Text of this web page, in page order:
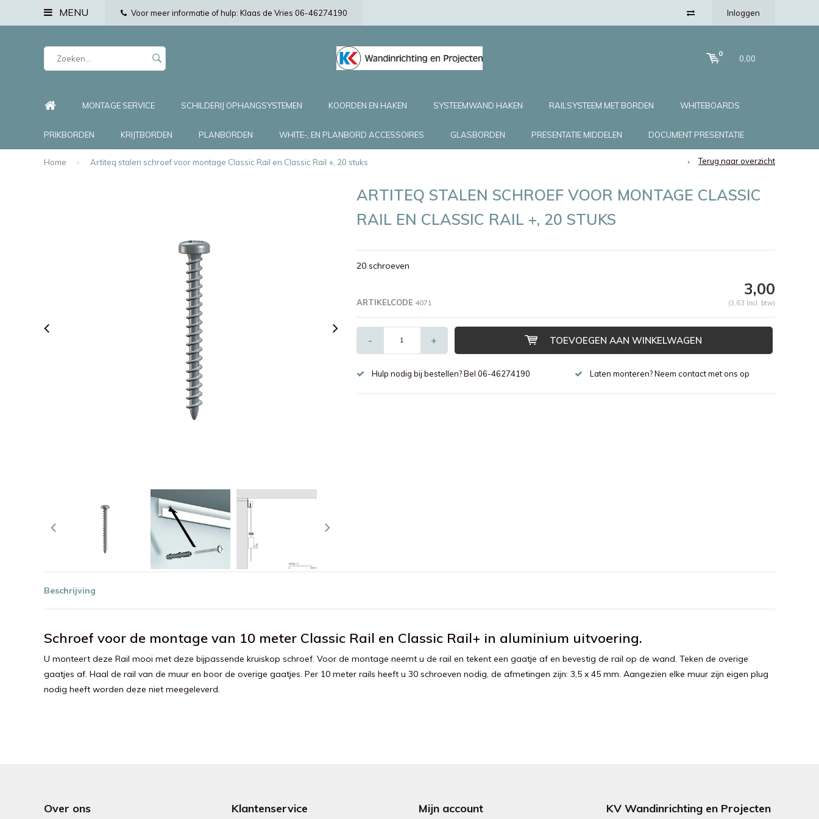
MENU Voor meer informatie of hulp: Klaas de Vries 06-46274190 Inloggen
0
0,00
MONTAGE SERVICE SCHILDERIJ OPHANGSYSTEMEN KOORDEN EN HAKEN SYSTEEMWAND HAKEN RAILSYSTEEM MET BORDEN WHITEBOARDS
PRIKBORDEN KRIJTBORDEN PLANBORDEN WHITE-, EN PLANBORD ACCESSOIRES GLASBORDEN PRESENTATIE MIDDELEN DOCUMENT PRESENTATIE
Home Artiteq stalen schroef voor montage Classic Rail en Classic Rail +, 20 stuks Terug naar overzicht
ARTITEQ STALEN SCHROEF VOOR MONTAGE CLASSIC
RAIL EN CLASSIC RAIL +, 20 STUKS
20 schroeven
ARTIKELCODE 4071
3,00
(3,63 Incl. btw)
- + TOEVOEGEN AAN WINKELWAGEN
Hulp nodig bij bestellen? Bel 06-46274190 Laten monteren? Neem contact met ons op
Beschrijving
Schroef voor de montage van 10 meter Classic Rail en Classic Rail+ in aluminium uitvoering.
U monteert deze Rail mooi met deze bijpassende kruiskop schroef. Voor de montage neemt u de rail en tekent een gaatje af en bevestig de rail op de wand. Teken de overige
gaatjes af. Haal de rail van de muur en boor de overige gaatjes. Per 10 meter rails heeft u 30 schroeven nodig, de afmetingen zijn: 3,5 x 45 mm. Aangezien elke muur zijn eigen plug
nodig heeft worden deze niet meegeleverd.
Over ons Klantenservice Mijn account KV Wandinrichting en Projecten